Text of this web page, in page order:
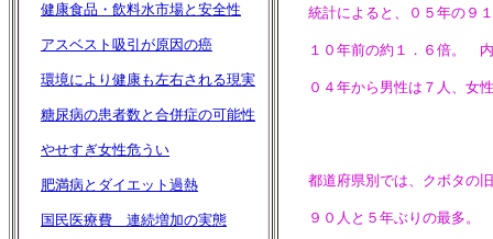
健康食品・飲料水市場と安全性
アスベスト吸引が原因の癌
環境により健康も左右される現実
糖尿病の患者数と合併症の可能性
やせすぎ女性危うい
肥満病とダイエット過熱
国民医療費 連続増加の実態
統計によると、０５年の９１
１０年前の約１．６倍。 内
０４年から男性は７人、女性
都道府県別では、クボタの旧
９０人と５年ぶりの最多。